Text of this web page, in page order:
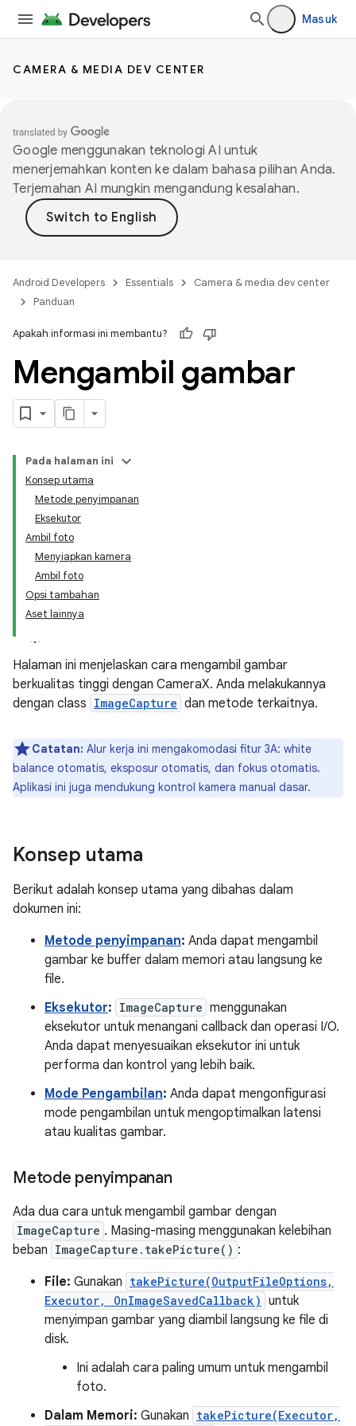
Masuk
CAMERA & MEDIA DEV CENTER
Google menggunakan teknologi AI untuk
menerjemahkan konten ke dalam bahasa pilihan Anda.
Terjemahan AI mungkin mengandung kesalahan.
Android Developers Essentials
Camera & media dev center
Panduan
Apakah informasi ini membantu?
Mengambil gambar
Pada halaman ini
Konsep utama
Metode penyimpanan
Eksekutor
Ambil foto
Menyiapkan kamera
Ambil foto
Opsi tambahan
Aset lainnya
Halaman ini menjelaskan cara mengambil gambar
berkualitas tinggi dengan CameraX. Anda melakukannya
dengan class ImageCapture dan metode terkaitnya.
Catatan: Alur kerja ini mengakomodasi fitur 3A: white
balance otomatis, eksposur otomatis, dan fokus otomatis.
Aplikasi ini juga mendukung kontrol kamera manual dasar.
Konsep utama
Berikut adalah konsep utama yang dibahas dalam
dokumen ini:
Metode penyimpanan: Anda dapat mengambil
gambar ke buffer dalam memori atau langsung ke
file.
Eksekutor: ImageCapture menggunakan
eksekutor untuk menangani callback dan operasi I/O.
Anda dapat menyesuaikan eksekutor ini untuk
performa dan kontrol yang lebih baik.
Mode Pengambilan: Anda dapat mengonfigurasi
mode pengambilan untuk mengoptimalkan latensi
atau kualitas gambar.
Metode penyimpanan
Ada dua cara untuk mengambil gambar dengan
ImageCapture . Masing-masing menggunakan kelebihan
beban ImageCapture.takePicture() :
File: Gunakan takePicture(OutputFileOptions,
Executor, OnImageSavedCallback) untuk
menyimpan gambar yang diambil langsung ke file di
disk.
Ini adalah cara paling umum untuk mengambil
foto.
Dalam Memori: Gunakan takePicture(Executor,